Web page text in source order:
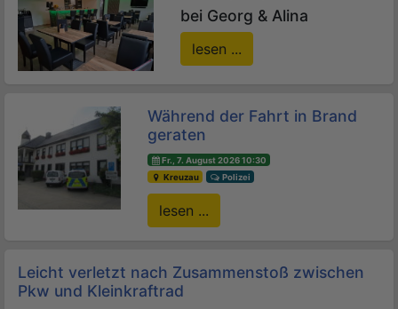
bei Georg & Alina
lesen ...
Während der Fahrt in Brand
geraten
Fr., 7. August 2026 10:30
Kreuzau
Polizei
lesen ...
Leicht verletzt nach Zusammenstoß zwischen
Pkw und Kleinkraftrad